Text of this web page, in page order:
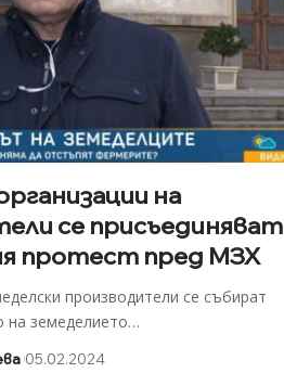
на
се присъединяват
протест пред МЗХ
производители се събират
на земеделието…
05.02.2024